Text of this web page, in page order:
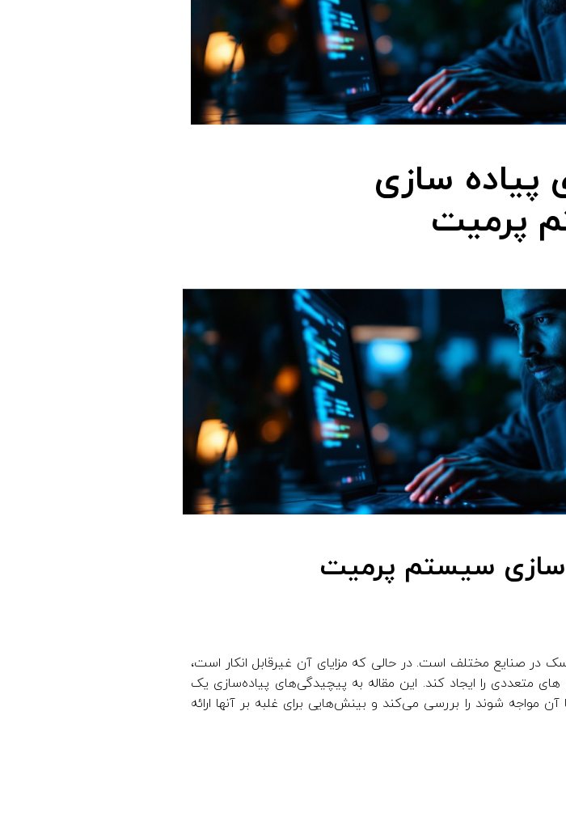
پرمیت
سیستم پرمیت
در صنایع مختلف است. در حالی که مزایای آن غیرقابل انکار است،
متعددی را ایجاد کند. این مقاله به پیچیدگی‌های پیاده‌سازی یک
مواجه شوند را بررسی می‌کند و بینش‌هایی برای غلبه بر آنها ارائه